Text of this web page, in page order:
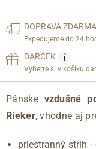
DOPRAVAZDARMA
Expedujeme do 24
DARČEK i
Vyberte si v košíku
Pánske vzdušné
Rieker, vhodné aj
priestranný strih